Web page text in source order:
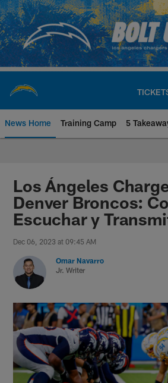
Skip
to
main
content
News Home Training Camp 5
Chargers Official
Los Ángeles
Denver Broncos:
Escuchar y
Dec 06, 2023 at 09:45 AM
Omar Navarro
Jr. Writer